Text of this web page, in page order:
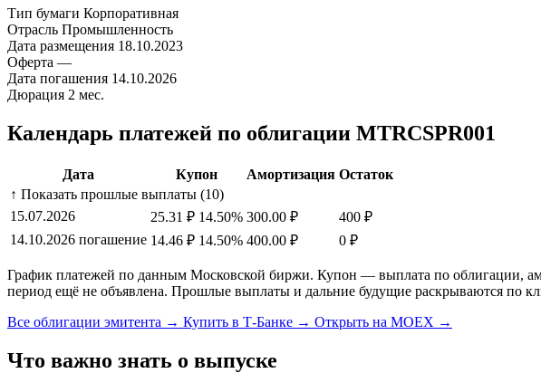
Тип бумаги Корпоративная
Отрасль Промышленность
Дата размещения 18.10.2023
Оферта —
Дата погашения 14.10.2026
Дюрация 2 мес.
Календарь платежей по облигации MTRCSPR001
Дата Купон Амортизация Остаток
↑ Показать прошлые выплаты (10)
15.07.2026
25.31 ₽ 14.50% 300.00 ₽
400 ₽
14.10.2026 погашение 14.46 ₽ 14.50% 400.00 ₽ 0 ₽
График платежей по данным Московской биржи. Купон — выплата по облигации,
период ещё не объявлена. Прошлые выплаты и дальние будущие раскрываются по
Все облигации эмитента → Купить в Т-Банке → Открыть на MOEX →
Что важно знать о выпуске